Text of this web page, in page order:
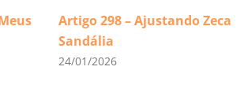
Artigo 298 – Ajustando Zeca
Sandália
24/01/2026